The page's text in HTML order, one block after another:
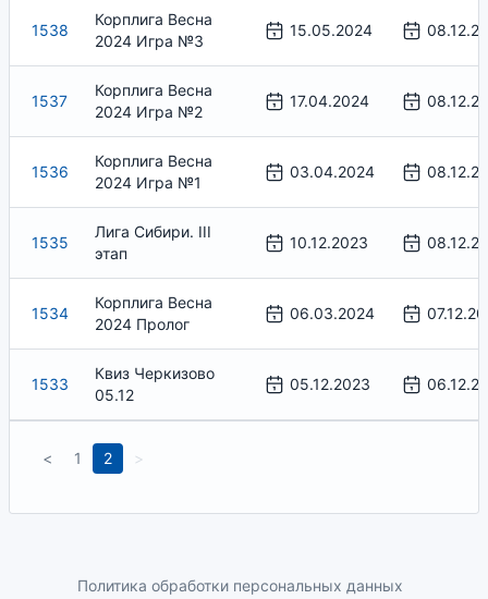
1538
Корплига Весна
2024 Игра №3
15.05.2024
1537
Корплига Весна
2024 Игра №2
17.04.2024
1536
Корплига Весна
2024 Игра №1
03.04.2024
1535
Лига Сибири. III
этап
10.12.2023
1534
Корплига Весна
2024 Пролог
06.03.2024
1533
Квиз Черкизово
05.12
05.12.2023
< 1 2 >
Политика обработки персональных данных